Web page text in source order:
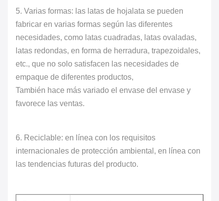
5. Varias formas: las latas de hojalata se pueden
fabricar en varias formas según las diferentes
necesidades, como latas cuadradas, latas ovaladas,
latas redondas, en forma de herradura, trapezoidales,
etc., que no solo satisfacen las necesidades de
empaque de diferentes productos,
También hace más variado el envase del envase y
favorece las ventas.
6. Reciclable: en línea con los requisitos
internacionales de protección ambiental, en línea con
las tendencias futuras del producto.